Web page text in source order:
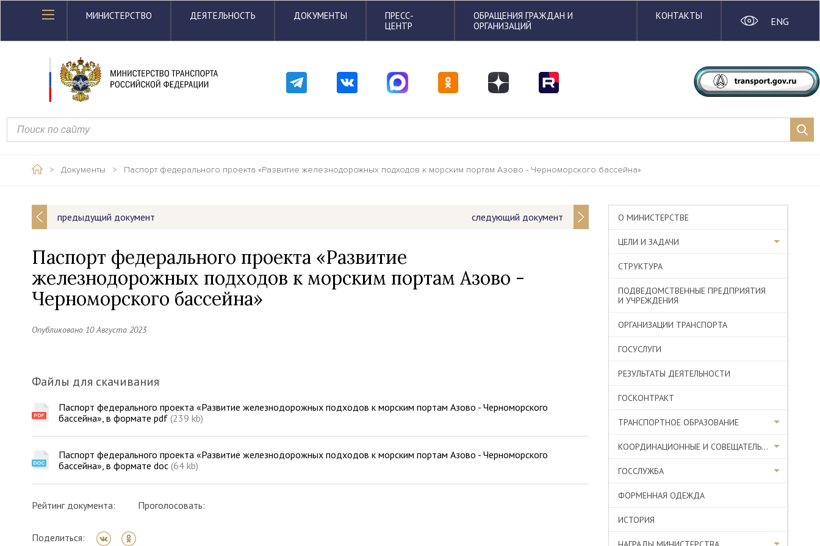
МИНИСТЕРСТВО ДЕЯТЕЛЬНОСТЬ ДОКУМЕНТЫ
ПРЕСС-
ЦЕНТР
ОБРАЩЕНИЯ ГРАЖДАН И
ОРГАНИЗАЦИЙ
КОНТАКТЫ ENG
> Документы > Паспорт федерального проекта «Развитие железнодорожных подходов к морским портам Азово - Черноморского бассейна»
предыдущий документ следующий документ
Паспорт федерального проекта «Развитие
железнодорожных подходов к морским портам Азово -
Черноморского бассейна»
Опубликовано 10 Августа 2023
Файлы для скачивания
Паспорт федерального проекта «Развитие железнодорожных подходов к морским портам Азово - Черноморского
бассейна», в формате pdf (239 kb)
Паспорт федерального проекта «Развитие железнодорожных подходов к морским портам Азово - Черноморского
бассейна», в формате doc (64 kb)
Рейтинг документа: Проголосовать:
Поделиться:
О МИНИСТЕРСТВЕ
ЦЕЛИ И ЗАДАЧИ
СТРУКТУРА
ПОДВЕДОМСТВЕННЫЕ ПРЕДПРИЯТИЯ
И УЧРЕЖДЕНИЯ
ОРГАНИЗАЦИИ ТРАНСПОРТА
ГОСУСЛУГИ
РЕЗУЛЬТАТЫ ДЕЯТЕЛЬНОСТИ
ГОСКОНТРАКТ
ТРАНСПОРТНОЕ ОБРАЗОВАНИЕ
КООРДИНАЦИОННЫЕ И СОВЕЩАТЕЛЬНЫЕ ОРГАНЫ
ГОССЛУЖБА
ФОРМЕННАЯ ОДЕЖДА
ИСТОРИЯ